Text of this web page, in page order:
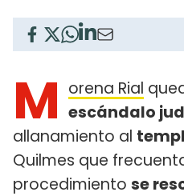
M orena Rial
escándalo
allanamiento al
Quilmes que
procedimiento se